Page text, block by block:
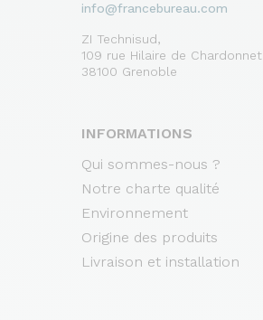
info@francebureau.com
ZI Technisud,
109 rue Hilaire de Chardonnet
38100 Grenoble
INFORMATIONS
Qui sommes-nous ?
Notre charte qualité
Environnement
Origine des produits
Livraison et installation